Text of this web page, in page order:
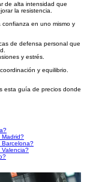
de alta intensidad que
la resistencia.
en uno mismo y
de defensa personal que
y estrés.
y equilibrio.
esta guía de precios donde
Madrid?
Barcelona?